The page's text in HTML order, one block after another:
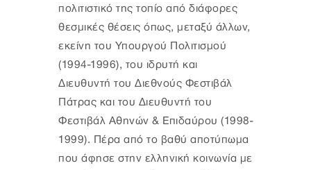
πολιτιστικό της τοπίο από διάφορες
θεσμικές θέσεις όπως, μεταξύ άλλων,
εκείνη του Υπουργού Πολιτισμού
(1994-1996), του ιδρυτή και
Διευθυντή του Διεθνούς Φεστιβάλ
Πάτρας και του Διευθυντή του
Φεστιβάλ Αθηνών & Επιδαύρου (1998-
1999). Πέρα από το βαθύ αποτύπωμα
που άφησε στην ελληνική κοινωνία με